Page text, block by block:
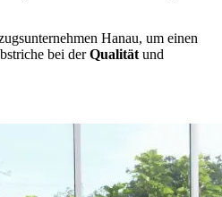
Hanau, um einen
bei derQualität und